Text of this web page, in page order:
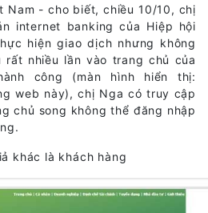
Nam - cho biết, chiều 10/10, chị
internet banking của Hiệp hội
hiện giao dịch nhưng không
nhiều lần vào trang chủ của
công (màn hình hiển thị:
web này), chị Nga có truy cập
chủ song không thể đăng nhập
khác là khách hàng